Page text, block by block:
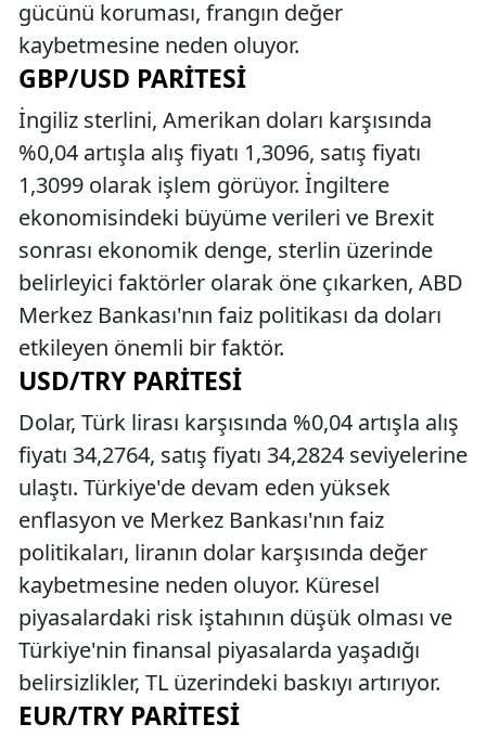
gücünü koruması, frangın değer
kaybetmesine neden oluyor.
GBP/USD PARITESI
İngiliz sterlini, Amerikan doları karşısında
%0,04 artışla alış fiyatı 1,3096, satış fiyatı
1,3099 olarak işlem görüyor. İngiltere
ekonomisindeki büyüme verileri ve Brexit
sonrası ekonomik denge, sterlin üzerinde
belirleyici faktörler olarak öne çıkarken, ABD
Merkez Bankası'nın faiz politikası da doları
etkileyen önemli bir faktör.
USD/TRY PARITESI
Dolar, Türk lirası karşısında %0,04 artışla alış
fiyatı 34,2764, satış fiyatı 34,2824 seviyelerine
ulaştı. Türkiye'de devam eden yüksek
enflasyon ve Merkez Bankası'nın faiz
politikaları, liranın dolar karşısında değer
kaybetmesine neden oluyor. Küresel
piyasalardaki risk iştahının düşük olması ve
Türkiye'nin finansal piyasalarda yaşadığı
belirsizlikler, TL üzerindeki baskıyı artırıyor.
EUR/TRY PARITESI